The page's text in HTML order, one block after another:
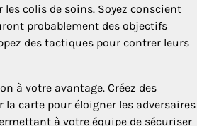
colis de soins. Soyez conscient
probablement des objectifs
des tactiques pour contrer leurs
à votre avantage. Créez des
carte pour éloigner les adversaires
à votre équipe de sécuriser